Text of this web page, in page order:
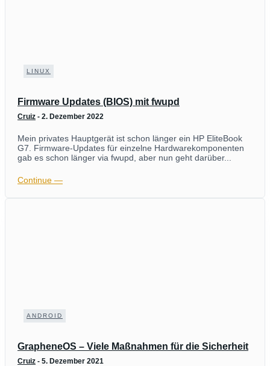
LINUX
Firmware Updates (BIOS) mit fwupd
Cruiz - 2. Dezember 2022
Mein privates Hauptgerät ist schon länger ein HP EliteBook
G7. Firmware-Updates für einzelne Hardwarekomponenten
gab es schon länger via fwupd, aber nun geht darüber...
Continue ―
ANDROID
GrapheneOS – Viele Maßnahmen für die Sicherheit
Cruiz - 5. Dezember 2021